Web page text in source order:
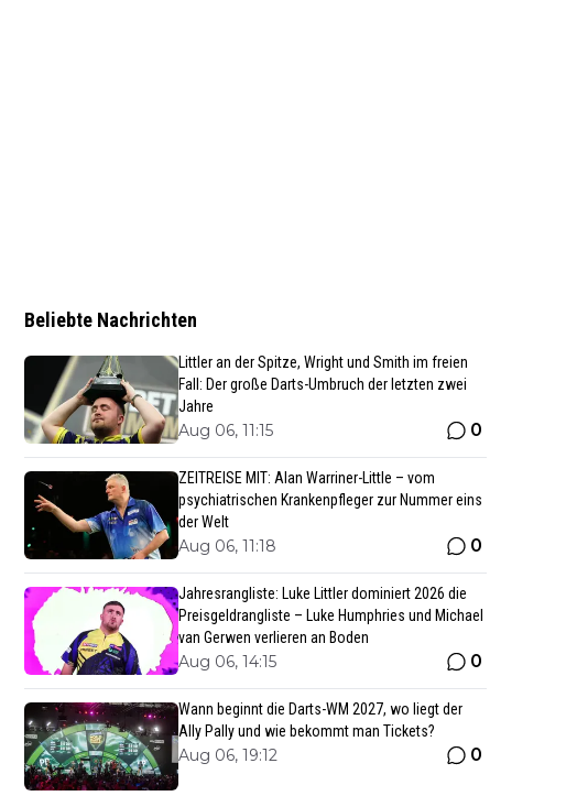
Beliebte Nachrichten
Littler an der Spitze, Wright und Smith im freien
Fall: Der große Darts-Umbruch der letzten zwei
Jahre
Aug 06, 11:15 0
ZEITREISE MIT: Alan Warriner-Little – vom
psychiatrischen Krankenpfleger zur Nummer eins
der Welt
Aug 06, 11:18 0
Jahresrangliste: Luke Littler dominiert 2026 die
Preisgeldrangliste – Luke Humphries und Michael
van Gerwen verlieren an Boden
Aug 06, 14:15 0
Wann beginnt die Darts-WM 2027, wo liegt der
Ally Pally und wie bekommt man Tickets?
Aug 06, 19:12 0